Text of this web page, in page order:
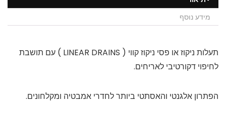
מידע נוסף
תעלות ניקוז או פסי ניקוז קווי ( LINEAR DRAINS ) עם תושבת
לחיפוי דקורטיבי לאריחים.
הפתרון אלגנטי והאסתטי ביותר לחדרי אמבטיה ומקלחונים.